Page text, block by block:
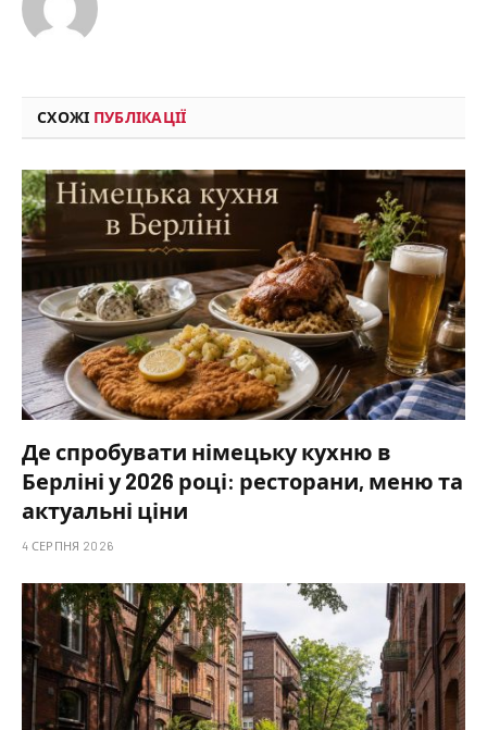
СХОЖІ ПУБЛІКАЦІЇ
Де спробувати німецьку кухню в
Берліні у 2026 році: ресторани, меню та
актуальні ціни
4 СЕРПНЯ 2026